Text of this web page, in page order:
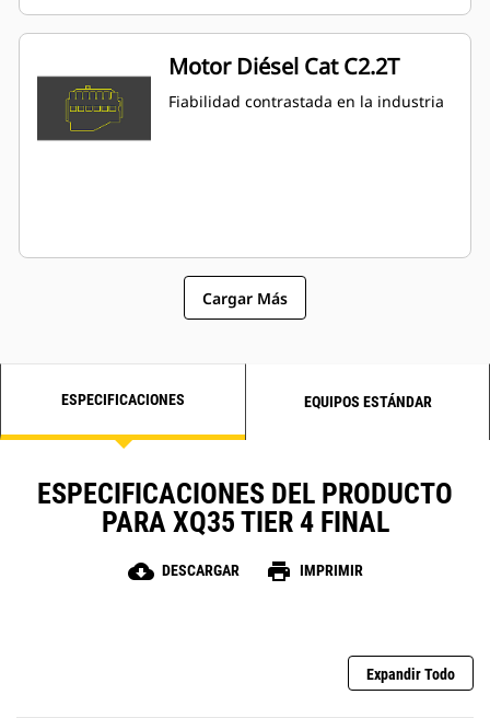
Motor Diésel Cat C2.2T
Fiabilidad contrastada en la industria
Cargar Más
ESPECIFICACIONES EQUIPOS ESTÁNDAR
ESPECIFICACIONES DEL PRODUCTO
PARA XQ35 TIER 4 FINAL
cloud_download DESCARGAR print IMPRIMIR
Expandir Todo